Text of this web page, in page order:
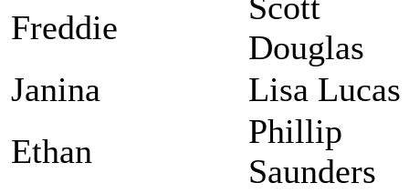
Freddie
Douglas
Janina
Lisa Lucas
Ethan
Phillip
Saunders